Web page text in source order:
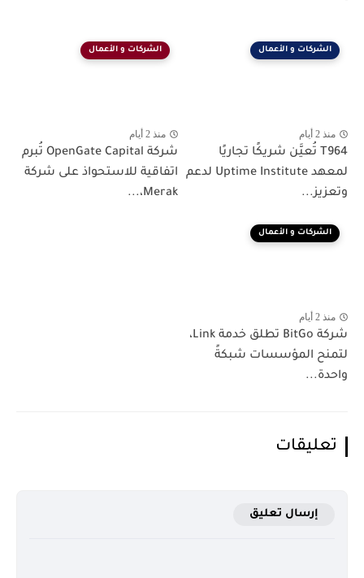
الشركات و الأعمال
منذ 2 أيام
T964 تُعيَّن شريكًا تجاريًا
لمعهد Uptime Institute لدعم
وتعزيز...
الشركات و الأعمال
منذ 2 أيام
شركة OpenGate Capital تُبرم
اتفاقية للاستحواذ على شركة
Merak،...
الشركات و الأعمال
منذ 2 أيام
شركة BitGo تطلق خدمة Link،
لتمنح المؤسسات شبكةً
واحدة...
تعليقات
إرسال تعليق